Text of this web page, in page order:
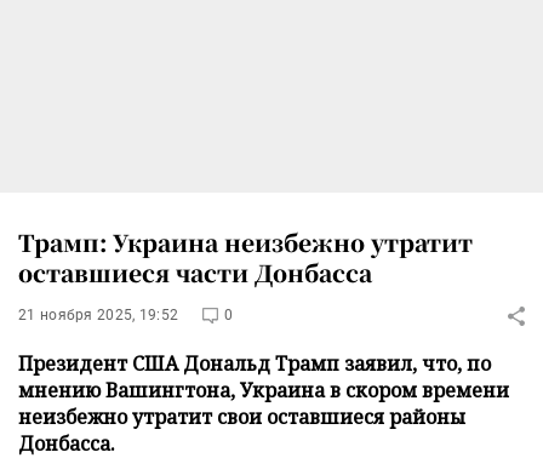
Трамп: Украина неизбежно утратит
оставшиеся части Донбасса
21 ноября 2025, 19:52 0
Президент США Дональд Трамп заявил, что, по
мнению Вашингтона, Украина в скором времени
неизбежно утратит свои оставшиеся районы
Донбасса.